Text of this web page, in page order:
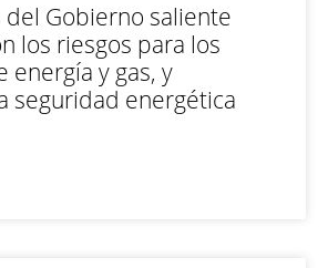
del Gobierno saliente
los riesgos para los
energía y gas, y
seguridad energética